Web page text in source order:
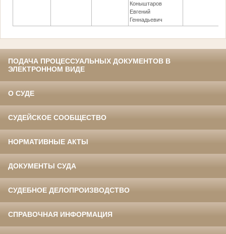
Коныштаров
Евгений
Геннадьевич
ПОДАЧА ПРОЦЕССУАЛЬНЫХ ДОКУМЕНТОВ В
ЭЛЕКТРОННОМ ВИДЕ
О СУДЕ
СУДЕЙСКОЕ СООБЩЕСТВО
НОРМАТИВНЫЕ АКТЫ
ДОКУМЕНТЫ СУДА
СУДЕБНОЕ ДЕЛОПРОИЗВОДСТВО
СПРАВОЧНАЯ ИНФОРМАЦИЯ